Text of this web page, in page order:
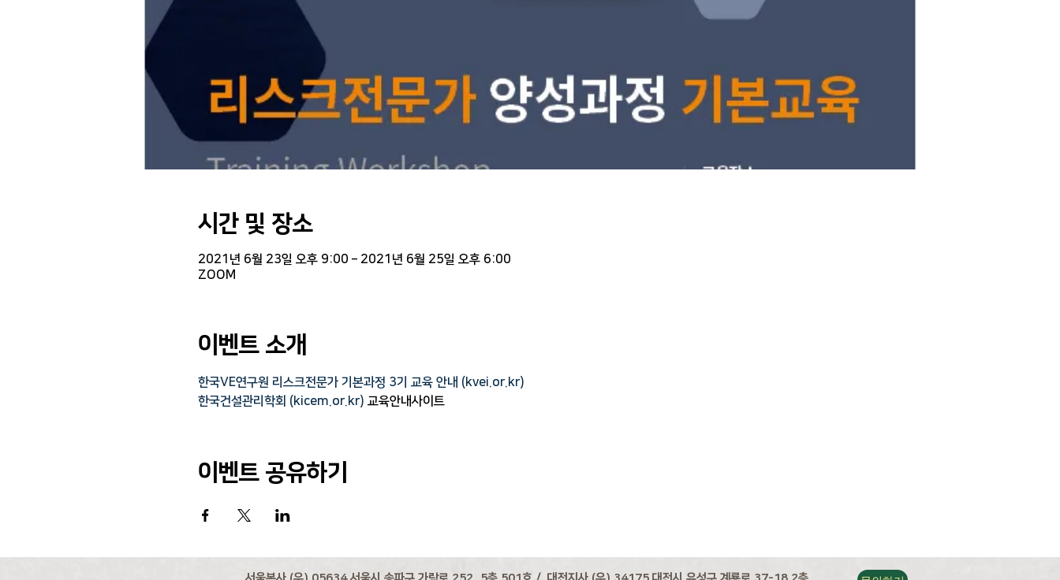
시간 및 장소
2021년 6월 23일 오후 9:00 – 2021년 6월 25일 오후 6:00
ZOOM
이벤트 소개
한국VE연구원 리스크전문가 기본과정 3기 교육 안내 (kvei.or.kr)
한국건설관리학회 (kicem.or.kr) 교육안내사이트
이벤트 공유하기